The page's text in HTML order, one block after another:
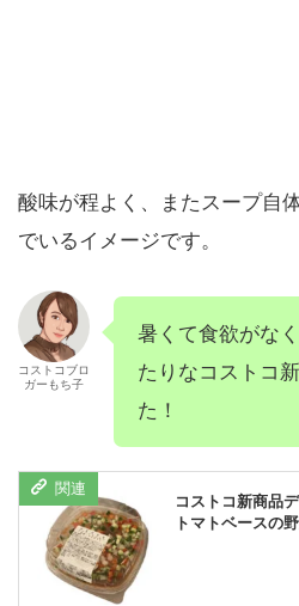
酸味が程よく、またスープ自
でいるイメージです。
コストコブロ
ガーもち子
暑くて食欲がな
たりなコストコ
た！
コストコ新商品
トマトベースの